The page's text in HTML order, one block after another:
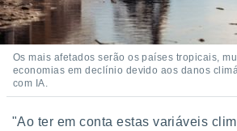
Os mais afetados serão os países tropicais,
economias em declínio devido aos danos
com IA.
"Ao ter em conta estas variáveis